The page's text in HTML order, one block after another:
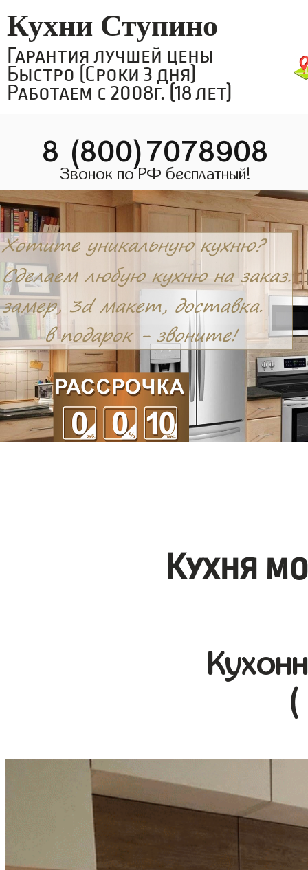
Кухни Ступино
Гарантия лучшей цены
Быстро (Сроки 3 дня)
Работаем с 2008г. (18 лет)
8 (800)7078908
Звонок по РФ бесплатный!
Кухня
(